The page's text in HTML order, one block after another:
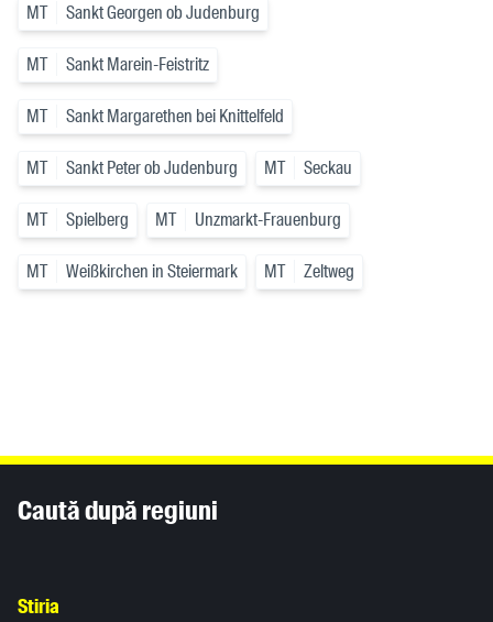
MT Sankt Georgen ob Judenburg
MT Sankt Marein-Feistritz
MT Sankt Margarethen bei Knittelfeld
MT Sankt Peter ob Judenburg MT Seckau
MT Spielberg MT Unzmarkt-Frauenburg
MT Weißkirchen in Steiermark MT Zeltweg
Caută după regiuni
Stiria